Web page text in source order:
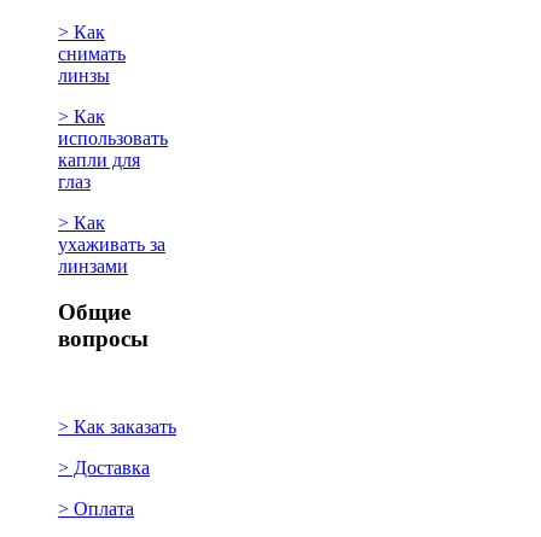
> Как
снимать
линзы
> Как
использовать
капли для
глаз
> Как
ухаживать за
линзами
Общие
вопросы
> Как заказать
> Доставка
> Оплата